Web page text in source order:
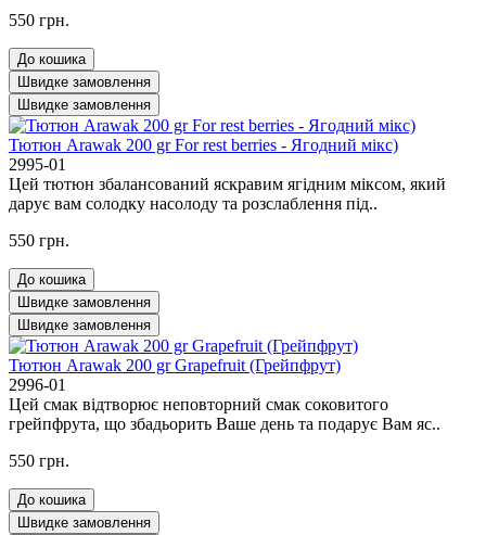
550 грн.
До кошика
Швидке замовлення
Швидке замовлення
Тютюн Arawak 200 gr For rest berries - Ягодний мікс)
2995-01
Цей тютюн збалансований яскравим ягідним міксом, який
дарує вам солодку насолоду та розслаблення під..
550 грн.
До кошика
Швидке замовлення
Швидке замовлення
Тютюн Arawak 200 gr Grapefruit (Грейпфрут)
2996-01
Цей смак відтворює неповторний смак соковитого
грейпфрута, що збадьорить Ваше день та подарує Вам яс..
550 грн.
До кошика
Швидке замовлення